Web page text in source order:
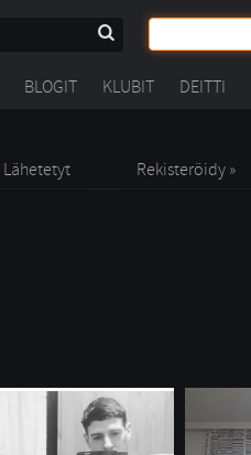
BLOGIT KLUBIT DEITTI
Lähetetyt Rekisteröidy »